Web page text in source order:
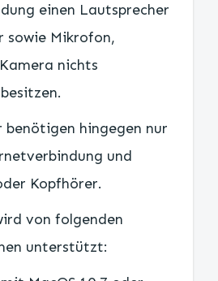
einen Lautsprecher
sowie Mikrofon,
nichts
benötigen hingegen nur
und
Kopfhörer.
von folgenden
unterstützt: